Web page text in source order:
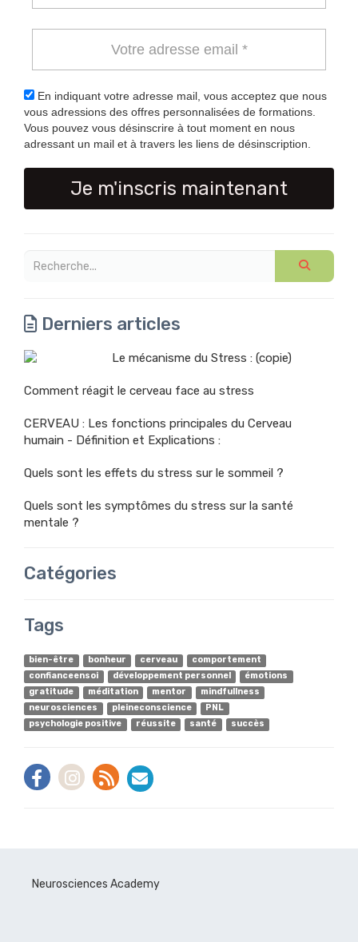
En indiquant votre adresse mail, vous acceptez que nous
vous adressions des offres personnalisées de formations.
Vous pouvez vous désinscrire à tout moment en nous
adressant un mail et à travers les liens de désinscription.
Je m'inscris maintenant
Derniers articles
Le mécanisme du Stress : (copie)
Comment réagit le cerveau face au stress
CERVEAU : Les fonctions principales du Cerveau
humain - Définition et Explications :
Quels sont les effets du stress sur le sommeil ?
Quels sont les symptômes du stress sur la santé
mentale ?
Catégories
Tags
bien-être bonheur cerveau
comportement
confianceensoi
développement personnel
émotions
gratitude
méditation mentor
mindfullness
neurosciences
pleineconscience
PNL
psychologie positive
réussite santé succès
Neurosciences Academy